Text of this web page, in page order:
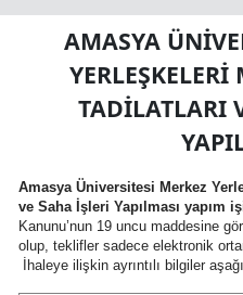
AMASYA
TADİLATLARI
Amasya Üniversitesi Merkez
ve Saha İşleri Yapılması yapım
Kanunu’nun 19 uncu maddesine
olup, teklifler sadece elektronik
İhaleye ilişkin ayrıntılı bilgiler